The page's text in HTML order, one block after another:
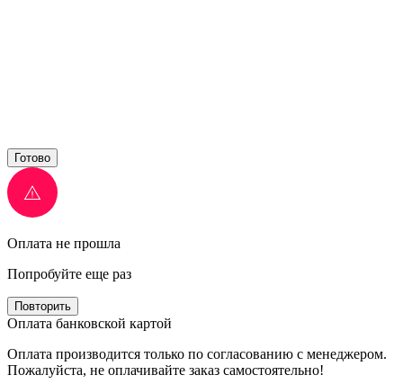
Готово
Оплата не прошла
Попробуйте еще раз
Повторить
Оплата банковской картой
Оплата производится только по согласованию с менеджером.
Пожалуйста, не оплачивайте заказ самостоятельно!